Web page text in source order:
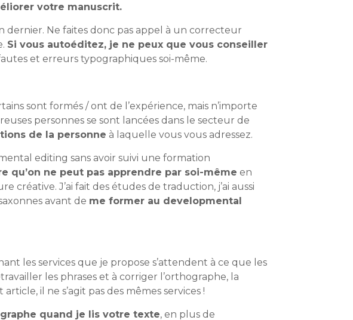
votre manuscrit.
Ne faites donc pas appel à un correcteur
Si vous autoéditez, je ne peux que vous conseiller
et erreurs typographiques soi-même.
sont formés / ont de l’expérience, mais n’importe
personnes se sont lancées dans le secteur de
de la personne à laquelle vous vous adressez.
editing sans avoir suivi une formation
qu’on ne peut pas apprendre par soi-même en
J’ai fait des études de traduction, j’ai aussi
avant de me former au developmental
les services que je propose s’attendent à ce que les
les phrases et à corriger l’orthographe, la
il ne s’agit pas des mêmes services !
quand je lis votre texte, en plus de